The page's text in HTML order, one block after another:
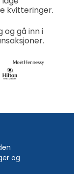
kvitteringer.
og gå inn i
og